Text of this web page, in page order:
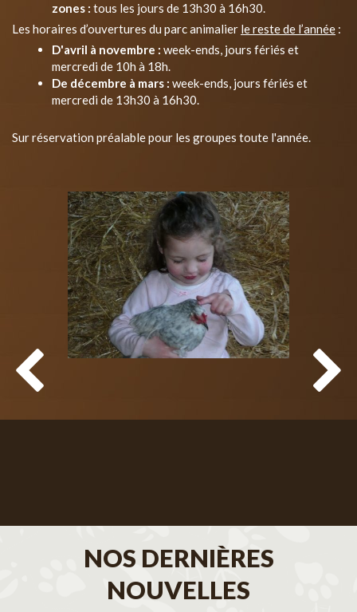
zones : tous les jours de 13h30 à 16h30.
Les horaires d’ouvertures du parc animalier le reste de l’année :
D'avril à novembre : week-ends, jours fériés et
mercredi de 10h à 18h.
De décembre à mars : week-ends, jours fériés et
mercredi de 13h30 à 16h30.
Sur réservation préalable pour les groupes toute l'année.
NOS DERNIÈRES
NOUVELLES